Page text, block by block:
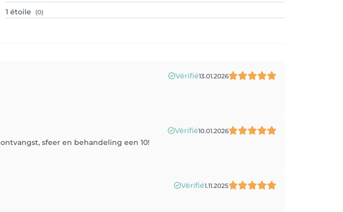
1 étoile (0)
Vérifié13.01.2026
Vérifié10.01.2026
sfeer en behandeling een 10!
Vérifié1.11.2025